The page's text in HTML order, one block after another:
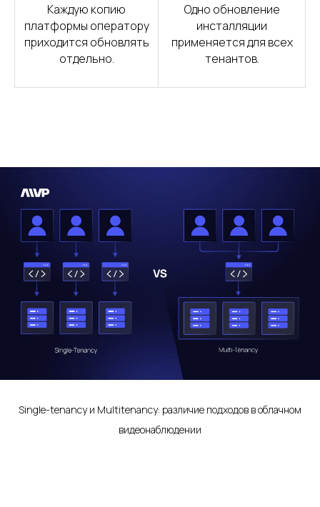
Каждую копию
платформы оператору
приходится обновлять
отдельно.
Одно обновление
инсталляции
применяется для всех
тенантов.
Single-tenancy и Multitenancy: различие подходов в облачном
видеонаблюдении